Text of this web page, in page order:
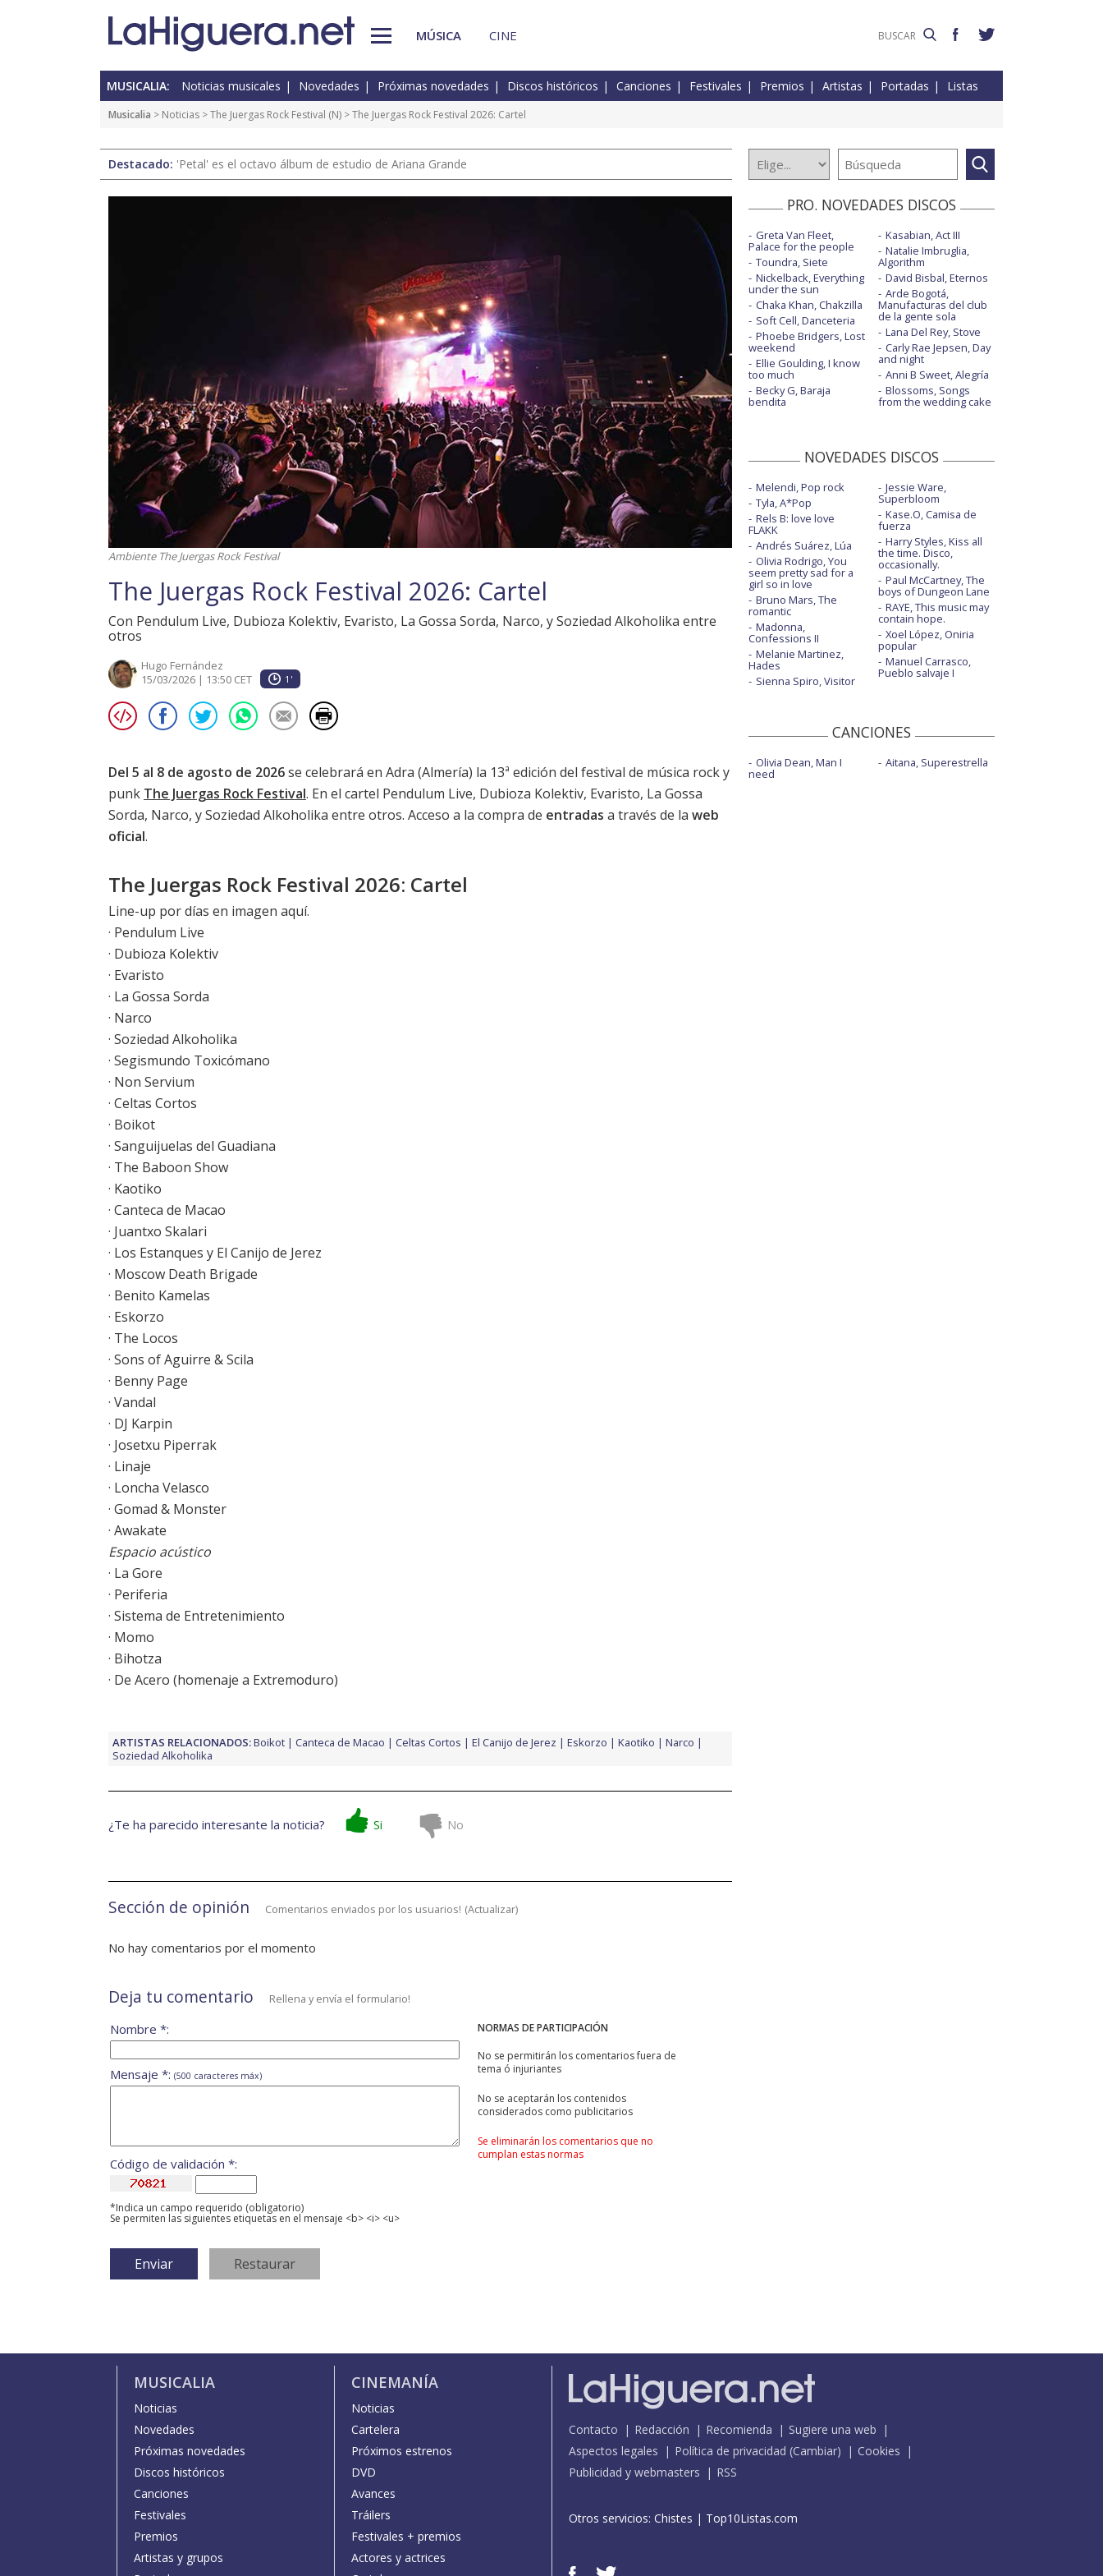
MÚSICA CINE
MUSICALIA: Noticias musicales Novedades Próximas novedades Discos históricos Canciones Festivales Premios Artistas Portadas Listas
Musicalia > Noticias >The Juergas Rock Festival (N) > The Juergas Rock Festival 2026: Cartel
Destacado: 'Petal' es el octavo álbum de estudio de Ariana Grande
Ambiente The Juergas Rock Festival
The Juergas Rock Festival 2026: Cartel
Con Pendulum Live, Dubioza Kolektiv, Evaristo, La Gossa Sorda, Narco, y Soziedad Alkoholika entre
otros
Hugo Fernández
15/03/2026 | 13:50 CET
1'
Del 5 al 8 de agosto de 2026se celebrará en Adra (Almería) la 13ª edición del festival de música rock y
punk The Juergas Rock Festival. En el cartel Pendulum Live, Dubioza Kolektiv, Evaristo, La Gossa
Sorda, Narco, y Soziedad Alkoholika entre otros. Acceso a la compra de entradas a través de la web
oficial.
The Juergas Rock Festival 2026: Cartel
Line-up por días en imagen aquí.
· Pendulum Live
· Dubioza Kolektiv
· Evaristo
· La Gossa Sorda
· Narco
· Soziedad Alkoholika
· Segismundo Toxicómano
· Non Servium
· Celtas Cortos
· Boikot
· Sanguijuelas del Guadiana
· The Baboon Show
· Kaotiko
· Canteca de Macao
· Juantxo Skalari
· Los Estanques y El Canijo de Jerez
· Moscow Death Brigade
· Benito Kamelas
· Eskorzo
· The Locos
· Sons of Aguirre & Scila
· Benny Page
· Vandal
· DJ Karpin
· Josetxu Piperrak
· Linaje
· Loncha Velasco
· Gomad & Monster
· Awakate
Espacio acústico
· La Gore
· Periferia
· Sistema de Entretenimiento
· Momo
· Bihotza
· De Acero (homenaje a Extremoduro)
ARTISTAS RELACIONADOS:Boikot Canteca de Macao Celtas Cortos El Canijo de Jerez Eskorzo Kaotiko
Narco
Soziedad Alkoholika
¿Te ha parecido interesante la noticia? Si No
Sección de opinión Comentarios enviados por los usuarios! (Actualizar)
No hay comentarios por el momento
Deja tu comentario Rellena y envía el formulario!
NORMAS DE PARTICIPACIÓN
No se permitirán los comentarios fuera de
tema ó injuriantes
No se aceptarán los contenidos
considerados como publicitarios
Se eliminarán los comentarios que no
cumplan estas normas
Nombre *:
Mensaje *: (500 caracteres máx)
Código de validación *:
*Indica un campo requerido (obligatorio)
Se permiten las siguientes etiquetas en el mensaje <b> <i> <u>
PRO. NOVEDADES DISCOS
Greta Van Fleet,
Palace for the people
Toundra, Siete
Nickelback, Everything
under the sun
Chaka Khan, Chakzilla
Soft Cell, Danceteria
Phoebe Bridgers, Lost
weekend
Ellie Goulding, I know
too much
Becky G, Baraja
bendita
Kasabian, Act III
Natalie Imbruglia,
Algorithm
David Bisbal, Eternos
Arde Bogotá,
Manufacturas del club
de la gente sola
Lana Del Rey, Stove
Carly Rae Jepsen, Day
and night
Anni B Sweet, Alegría
Blossoms, Songs
from the wedding cake
NOVEDADES DISCOS
Melendi, Pop rock
Tyla, A*Pop
Rels B: love love
FLAKK
Andrés Suárez, Lúa
Olivia Rodrigo, You
seem pretty sad for a
girl so in love
Bruno Mars, The
romantic
Madonna,
Confessions II
Melanie Martinez,
Hades
Sienna Spiro, Visitor
Jessie Ware,
Superbloom
Kase.O, Camisa de
fuerza
Harry Styles, Kiss all
the time. Disco,
occasionally.
Paul McCartney, The
boys of Dungeon Lane
RAYE, This music may
contain hope.
Xoel López, Oniria
popular
Manuel Carrasco,
Pueblo salvaje I
CANCIONES
Olivia Dean, Man I
need
Aitana, Superestrella
MUSICALIA
Noticias
Novedades
Próximas novedades
Discos históricos
Canciones
Festivales
Premios
Artistas y grupos
CINEMANÍA
Noticias
Cartelera
Próximos estrenos
DVD
Avances
Tráilers
Festivales + premios
Actores y actrices
Contacto Redacción Recomienda
Sugiere una web
Aspectos legales
Política de privacidad (Cambiar)
Cookies
Publicidad y webmasters
RSS
Otros servicios: Chistes | Top10Listas.com